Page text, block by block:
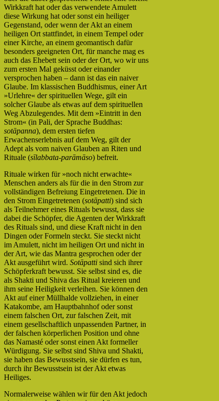
Wirkkraft hat oder das verwendete Amulett
diese Wirkung hat oder sonst ein heiliger
Gegenstand, oder wenn der Akt an einem
heiligen Ort stattfindet, in einem Tempel oder
einer Kirche, an einem geomantisch dafür
besonders geeigneten Ort, für manche mag es
auch das Ehebett sein oder der Ort, wo wir uns
zum ersten Mal geküsst oder einander
versprochen haben – dann ist das ein naiver
Glaube. Im klassischen Buddhismus, einer Art
»Urlehre« der spirituellen Wege, gilt ein
solcher Glaube als etwas auf dem spirituellen
Weg Abzulegendes. Mit dem »Eintritt in den
Strom« (in Pali, der Sprache Buddhas:
sotāpanna), dem ersten tiefen
Erwachenserlebnis auf dem Weg, gilt der
Adept als vom naiven Glauben an Riten und
Rituale (sīlabbata-parāmāso) befreit.
Rituale wirken für »noch nicht erwachte«
Menschen anders als für die in den Strom zur
vollständigen Befreiung Eingetretenen. Die in
den Strom Eingetretenen (sotāpatti) sind sich
als Teilnehmer eines Rituals bewusst, dass sie
dabei die Schöpfer, die Agenten der Wirkkraft
des Rituals sind, und diese Kraft nicht in den
Dingen oder Formeln steckt. Sie steckt nicht
im Amulett, nicht im heiligen Ort und nicht in
der Art, wie das Mantra gesprochen oder der
Akt ausgeführt wird. Sotāpatti sind sich ihrer
Schöpferkraft bewusst. Sie selbst sind es, die
als Shakti und Shiva das Ritual kreieren und
ihm seine Heiligkeit verleihen. Sie können den
Akt auf einer Müllhalde vollziehen, in einer
Katakombe, am Hauptbahnhof oder sonst
einem falschen Ort, zur falschen Zeit, mit
einem gesellschaftlich unpassenden Partner, in
der falschen körperlichen Position und ohne
das Namasté oder sonst einen Akt formeller
Würdigung. Sie selbst sind Shiva und Shakti,
sie haben das Bewusstsein, sie dürfen es tun,
durch ihr Bewusstsein ist der Akt etwas
Heiliges.
Normalerweise wählen wir für den Akt jedoch